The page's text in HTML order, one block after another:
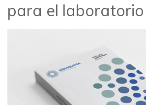
para el laboratorio